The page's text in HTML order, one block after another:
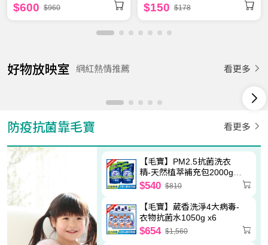
$600 $960 $150 $178
好物放映室 網紅熱情推薦 看更多
郊遊必備！小鹿山丘12小時
長效防蚊液！
洗淨水垢，去除難洗焦垢
防疫抗菌靠毛寶 看更多
【毛寶】PM2.5抗菌洗衣
精-天然植萃補充包2000g
x6
$540 $810
【毛寶】葳香洗淨4大病毒-
衣物抗菌水1050g x6
$654 $1,560